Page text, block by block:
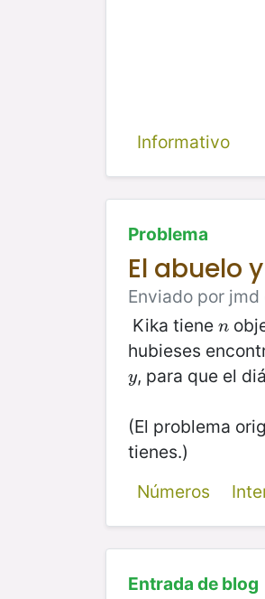
Informativo
Problema
El abuelo
Enviado por
Kika tiene n
n
hubieses
y
y, para que el
(El problema
tienes.)
Números
Entrada de blog